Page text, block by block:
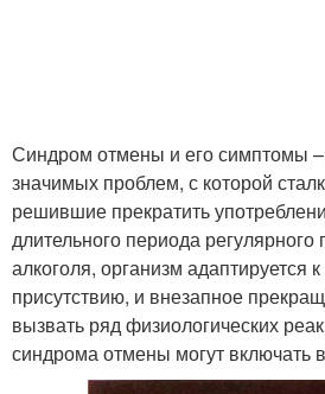
Синдром отмены и его симптомы
значимых проблем, с которой
решившие прекратить
длительного периода регулярного
алкоголя, организм адаптируется
присутствию, и внезапное
вызвать ряд физиологических
синдрома отмены могут включать